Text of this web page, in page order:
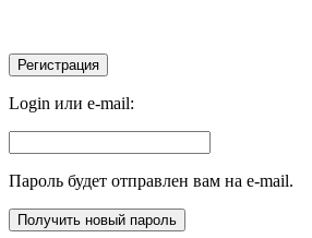
Login или e-mail:
Пароль будет отправлен вам на e-mail.